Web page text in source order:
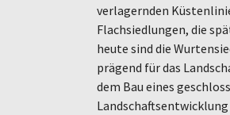
verlagernden
Flachsiedlungen, die
heute sind die
prägend für das
dem Bau eines